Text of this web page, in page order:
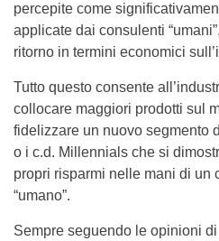
percepite come
applicate dai consulenti
ritorno in termini economici
Tutto questo consente
collocare maggiori prodotti sul
fidelizzare un nuovo segmento
o i c.d. Millennials che si
propri risparmi nelle mani di un
“umano”.
Sempre seguendo le opinioni